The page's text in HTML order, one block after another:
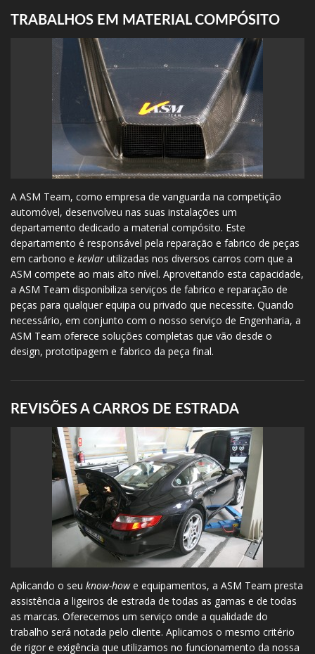
TRABALHOS EM MATERIAL COMPÓSITO
A ASM Team, como empresa de vanguarda na competição
automóvel, desenvolveu nas suas instalações um
departamento dedicado a material compósito. Este
departamento é responsável pela reparação e fabrico de peças
em carbono e kevlar utilizadas nos diversos carros com que a
ASM compete ao mais alto nível. Aproveitando esta capacidade,
a ASM Team disponibiliza serviços de fabrico e reparação de
peças para qualquer equipa ou privado que necessite. Quando
necessário, em conjunto com o nosso serviço de Engenharia, a
ASM Team oferece soluções completas que vão desde o
design, prototipagem e fabrico da peça final.
REVISÕES A CARROS DE ESTRADA
Aplicando o seu know-howe equipamentos, a ASM Team presta
assistência a ligeiros de estrada de todas as gamas e de todas
as marcas. Oferecemos um serviço onde a qualidade do
trabalho será notada pelo cliente. Aplicamos o mesmo critério
de rigor e exigência que utilizamos no funcionamento da nossa